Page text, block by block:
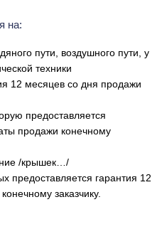
на:
пути, воздушного пути, у
техники
12 месяцев со дня продажи
предоставляется
продажи конечному
/крышек…/
предоставляется гарантия 12
заказчику.